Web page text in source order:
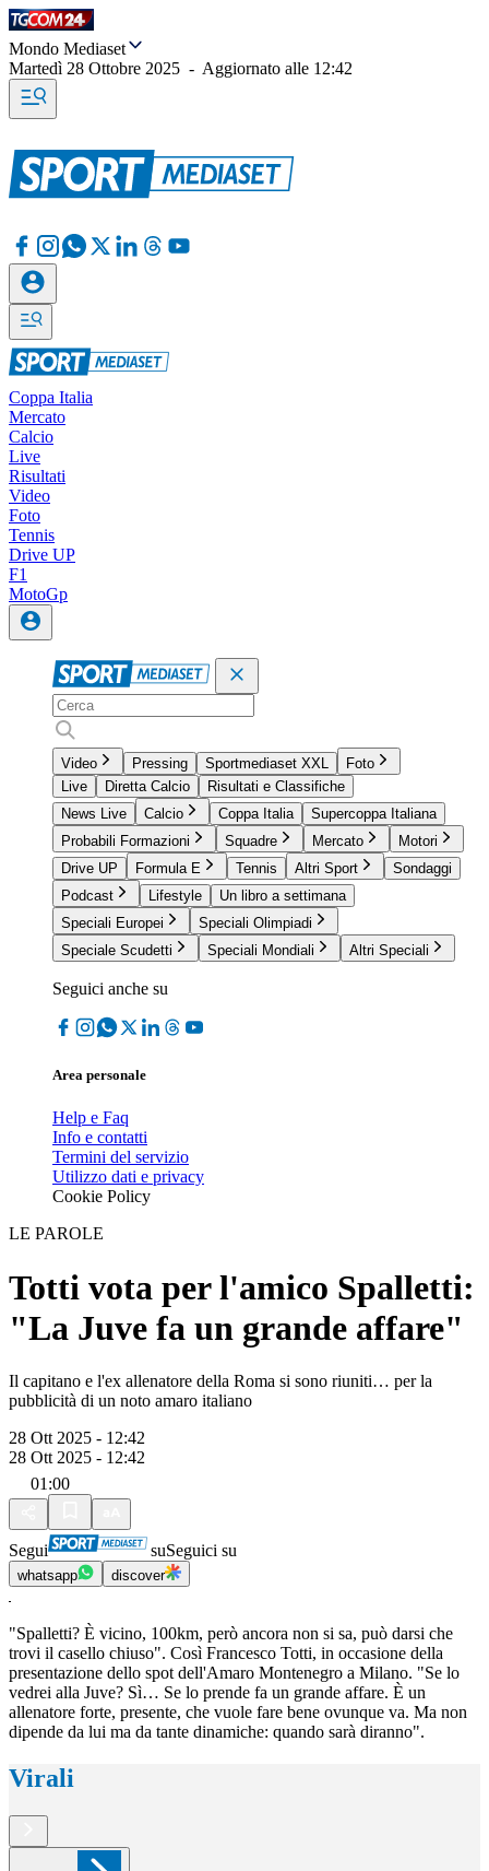
Mondo Mediaset
Martedì 28 Ottobre 2025 - Aggiornato alle 12:42
Coppa Italia
Mercato
Calcio
Live
Risultati
Video
Foto
Tennis
Drive UP
F1
MotoGp
Video Pressing Sportmediaset XXL
Foto
Live
Diretta Calcio
Risultati e Classifiche
News Live
Calcio Coppa Italia
Supercoppa Italiana
Probabili Formazioni
Squadre Mercato
Motori
Drive UP
Formula E Tennis Altri Sport
Sondaggi
Podcast
Lifestyle
Un libro a settimana
Speciali Europei
Speciali Olimpiadi
Speciale Scudetti
Speciali Mondiali Altri Speciali
Seguici anche su
Area personale
Help e Faq
Info e contatti
Termini del servizio
Utilizzo dati e privacy
Cookie Policy
LE PAROLE
Totti vota per l'amico Spalletti:
"La Juve fa un grande affare"
Il capitano e l'ex allenatore della Roma si sono riuniti… per la
pubblicità di un noto amaro italiano
28 Ott 2025 - 12:42
28 Ott 2025 - 12:42
01:00
Segui suSeguici su
whatsapp discover
"Spalletti? È vicino, 100km, però ancora non si sa, può darsi che
trovi il casello chiuso". Così Francesco Totti, in occasione della
presentazione dello spot dell'Amaro Montenegro a Milano. "Se lo
vedrei alla Juve? Sì… Se lo prende fa un grande affare. È un
allenatore forte, presente, che vuole fare bene ovunque va. Ma non
dipende da lui ma da tante dinamiche: quando sarà diranno".
Virali